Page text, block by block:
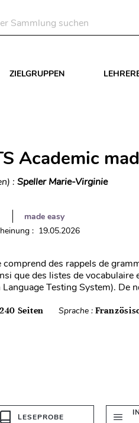
ZIELGRUPPEN
Academic
: Speller Marie-Virginie
made easy
: 19.05.2026
comprend des rappels de
que des listes de
Language Testing System). De
240 Seiten Sprache :
LESEPROBE